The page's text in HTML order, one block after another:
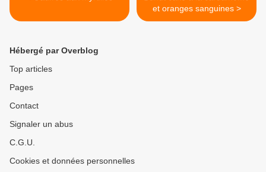
et oranges sanguines >
Hébergé par Overblog
Top articles
Pages
Contact
Signaler un abus
C.G.U.
Cookies et données personnelles